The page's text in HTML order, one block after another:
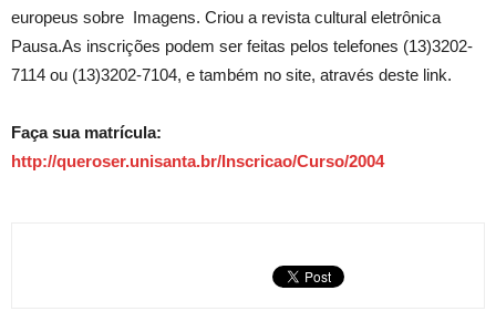
europeus sobre Imagens. Criou a revista cultural eletrônica
Pausa.As inscrições podem ser feitas pelos telefones (13)3202-
7114 ou (13)3202-7104, e também no site, através deste link.
Faça sua matrícula:
http://queroser.unisanta.br/Inscricao/Curso/2004